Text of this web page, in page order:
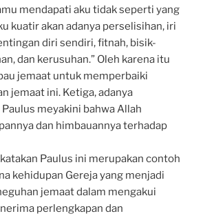
mendapati aku tidak seperti yang
kuatir akan adanya perselisihan, iri
diri sendiri, fitnah, bisik-
dan kerusuhan.” Oleh karena itu
jemaat untuk memperbaiki
jemaat ini. Ketiga, adanya
meyakini bahwa Allah
dan himbauannya terhadap
Paulus ini merupakan contoh
kehidupan Gereja yang menjadi
jemaat dalam mengakui
perlengkapan dan